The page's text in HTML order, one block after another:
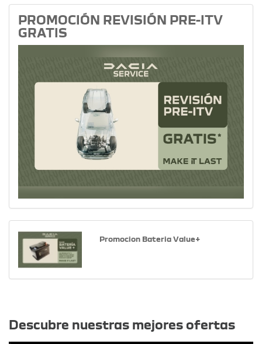
PROMOCIÓN REVISIÓN PRE-ITV
GRATIS
Promocion Bateria Value+
Descubre nuestras mejores ofertas